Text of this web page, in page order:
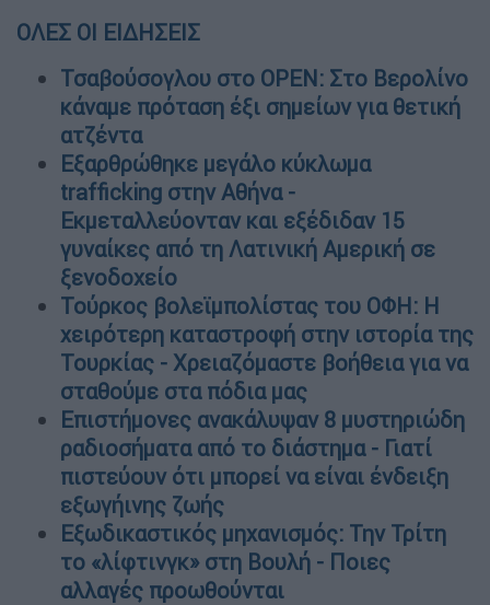
ΟΛΕΣ ΟΙ ΕΙΔΗΣΕΙΣ
Τσαβούσογλου στο OPEN: Στο Βερολίνο
κάναμε πρόταση έξι σημείων για θετική
ατζέντα
Εξαρθρώθηκε μεγάλο κύκλωμα
trafficking στην Αθήνα -
Εκμεταλλεύονταν και εξέδιδαν 15
γυναίκες από τη Λατινική Αμερική σε
ξενοδοχείο
Τούρκος βολεϊμπολίστας του ΟΦΗ: Η
χειρότερη καταστροφή στην ιστορία της
Τουρκίας - Χρειαζόμαστε βοήθεια για να
σταθούμε στα πόδια μας
Επιστήμονες ανακάλυψαν 8 μυστηριώδη
ραδιοσήματα από το διάστημα - Γιατί
πιστεύουν ότι μπορεί να είναι ένδειξη
εξωγήινης ζωής
Εξωδικαστικός μηχανισμός: Την Τρίτη
το «λίφτινγκ» στη Βουλή - Ποιες
αλλαγές προωθούνται